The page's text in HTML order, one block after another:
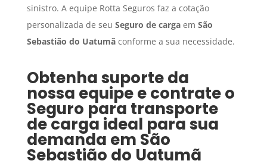
sinistro. A equipe Rotta Seguros faz a cotação
personalizada de seu Seguro de cargaem São
Sebastião do Uatumãconforme a sua necessidade.
Obtenha suporte da
nossa equipe e contrate o
Seguro para transporte
de carga ideal para sua
demanda em São
Sebastião do Uatumã